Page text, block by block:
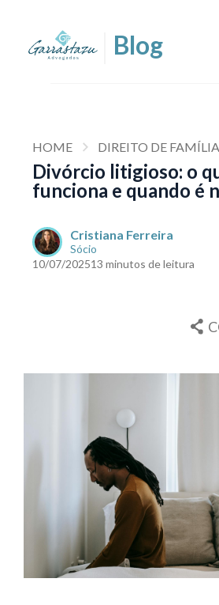
HOME DIREITO DE FAMÍLIA
Divórcio litigioso: o
funciona e quando é
Cristiana Ferreira
Sócio
10/07/202513 minutos de leitura